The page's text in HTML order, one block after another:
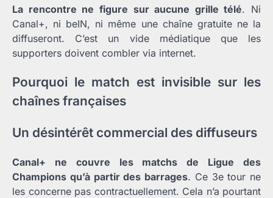
La rencontre ne figure sur aucune grille télé. Ni
Canal+, ni beIN, ni même une chaîne gratuite ne la
diffuseront. C’est un vide médiatique que les
supporters doivent combler via internet.
Pourquoi le match est invisible sur les
chaînes françaises
Un désintérêt commercial des diffuseurs
Canal+ ne couvre les matchs de Ligue des
Champions qu’à partir des barrages. Ce 3e tour ne
les concerne pas contractuellement. Cela n’a pourtant